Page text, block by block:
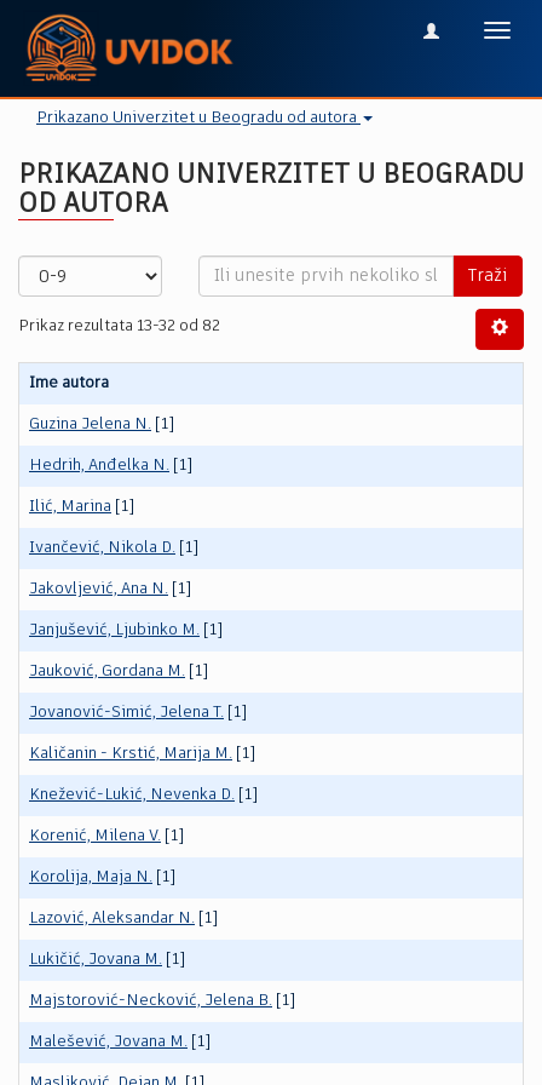
Prikazano Univerzitet u Beogradu od autora
PRIKAZANO UNIVERZITET U BEOGRADU
OD AUTORA
Traži
Prikaz rezultata 13-32 od 82
Ime autora
Guzina Jelena N. [1]
Hedrih, Anđelka N. [1]
Ilić, Marina [1]
Ivančević, Nikola D. [1]
Jakovljević, Ana N. [1]
Janjušević, Ljubinko M. [1]
Jauković, Gordana M. [1]
Jovanović-Simić, Jelena T. [1]
Kaličanin - Krstić, Marija M. [1]
Knežević-Lukić, Nevenka D. [1]
Korenić, Milena V. [1]
Korolija, Maja N. [1]
Lazović, Aleksandar N. [1]
Lukičić, Jovana M. [1]
Majstorović-Necković, Jelena B. [1]
Malešević, Jovana M. [1]